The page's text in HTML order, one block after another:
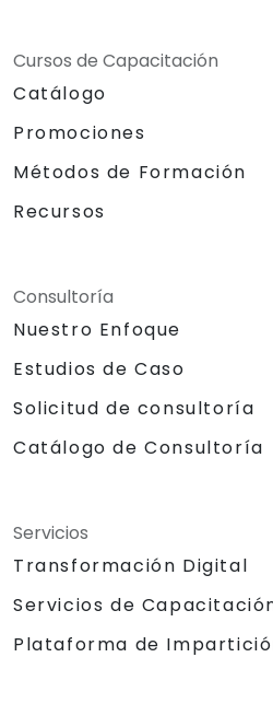
Cursos de Capacitación
Catálogo
Promociones
Métodos de Formación
Recursos
Consultoría
Nuestro Enfoque
Estudios de Caso
Solicitud de consultoría
Catálogo de Consultoría
Servicios
Transformación Digital
Servicios de
Plataforma de